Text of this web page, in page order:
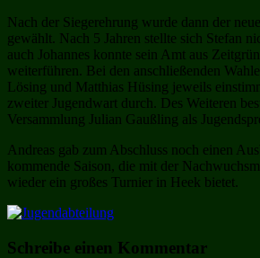
Nach der Siegerehrung wurde dann der
gewählt. Nach 5 Jahren stellte sich Stefan
auch Johannes konnte sein Amt aus
weiterführen. Bei den anschließenden
Lösing und Matthias Hüsing jeweils
zweiter Jugendwart durch. Des Weiteren
Versammlung Julian Gaußling als
Andreas gab zum Abschluss noch einen
kommende Saison, die mit der
wieder ein großes Turnier in Heek bietet.
Schreibe einen Kommentar